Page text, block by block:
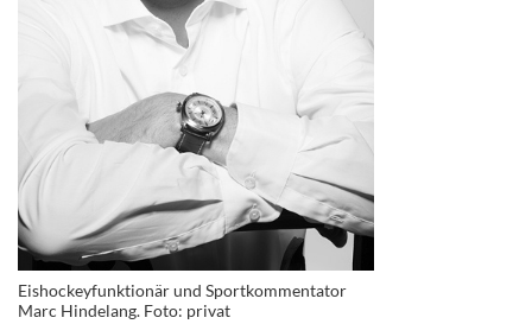
Eishockeyfunktionär und Sportkommentator
Marc Hindelang. Foto: privat